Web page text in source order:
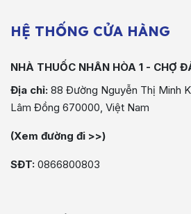
HỆ THỐNG CỬA HÀNG
NHÀ THUỐC NHÂN HÒA 1 - CHỢ
Địa chỉ: 88 Đường Nguyễn Thị Minh
Lâm Đồng 670000, Việt Nam
(Xem đường đi >>)
SĐT: 0866800803